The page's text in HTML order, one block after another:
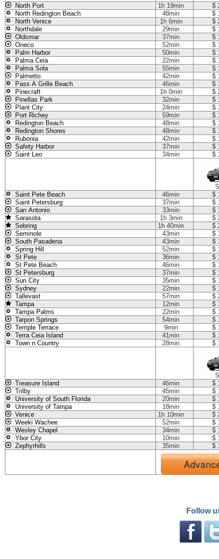
North Port
1h 19min
$
North Redington Beach
48min
$
North Venice
1h 6min
$
Northdale
29min
$
Oldsmar
37min
$
Oneco
52min
$
Palm Harbor
50min
$
Palma Ceia
22min
$
Palma Sola
55min
$
Palmetto
42min
$
Pass A Grille Beach
46min
$
Pinecraft
1h 0min
$
Pinellas Park
32min
$
Plant City
24min
$
Port Richey
59min
$
Redington Beach
48min
$
Redington Shores
48min
$
Rubonia
42min
$
Safety Harbor
37min
$
Saint Leo
34min $
Saint Pete Beach
46min
$
Saint Petersburg
37min
$
San Antonio
33min
$
Sarasota
1h 3min
$
Sebring
1h 40min
$
Seminole
43min
$
South Pasadena
43min
$
Spring Hill
52min
$
St Pete
36min
$
St Pete Beach
46min
$
St Petersburg
37min
$
Sun City
35min
$
Sydney
22min
$
Tallevast
57min
$
Tampa
12min
$
Tampa Palms
22min
$
Tarpon Springs
54min
$
Temple Terrace
9min
$
Terra Ceia Island
41min
$
Town n Country
28min $
Treasure Island
46min
$
Trilby
45min
$
University of South Florida
20min
$
University of Tampa
18min
$
Venice
1h 10min
$
Weeki Wachee
52min
$
Wesley Chapel
34min
$
Ybor City
10min
$
Zephyrhills
35min $
Follow